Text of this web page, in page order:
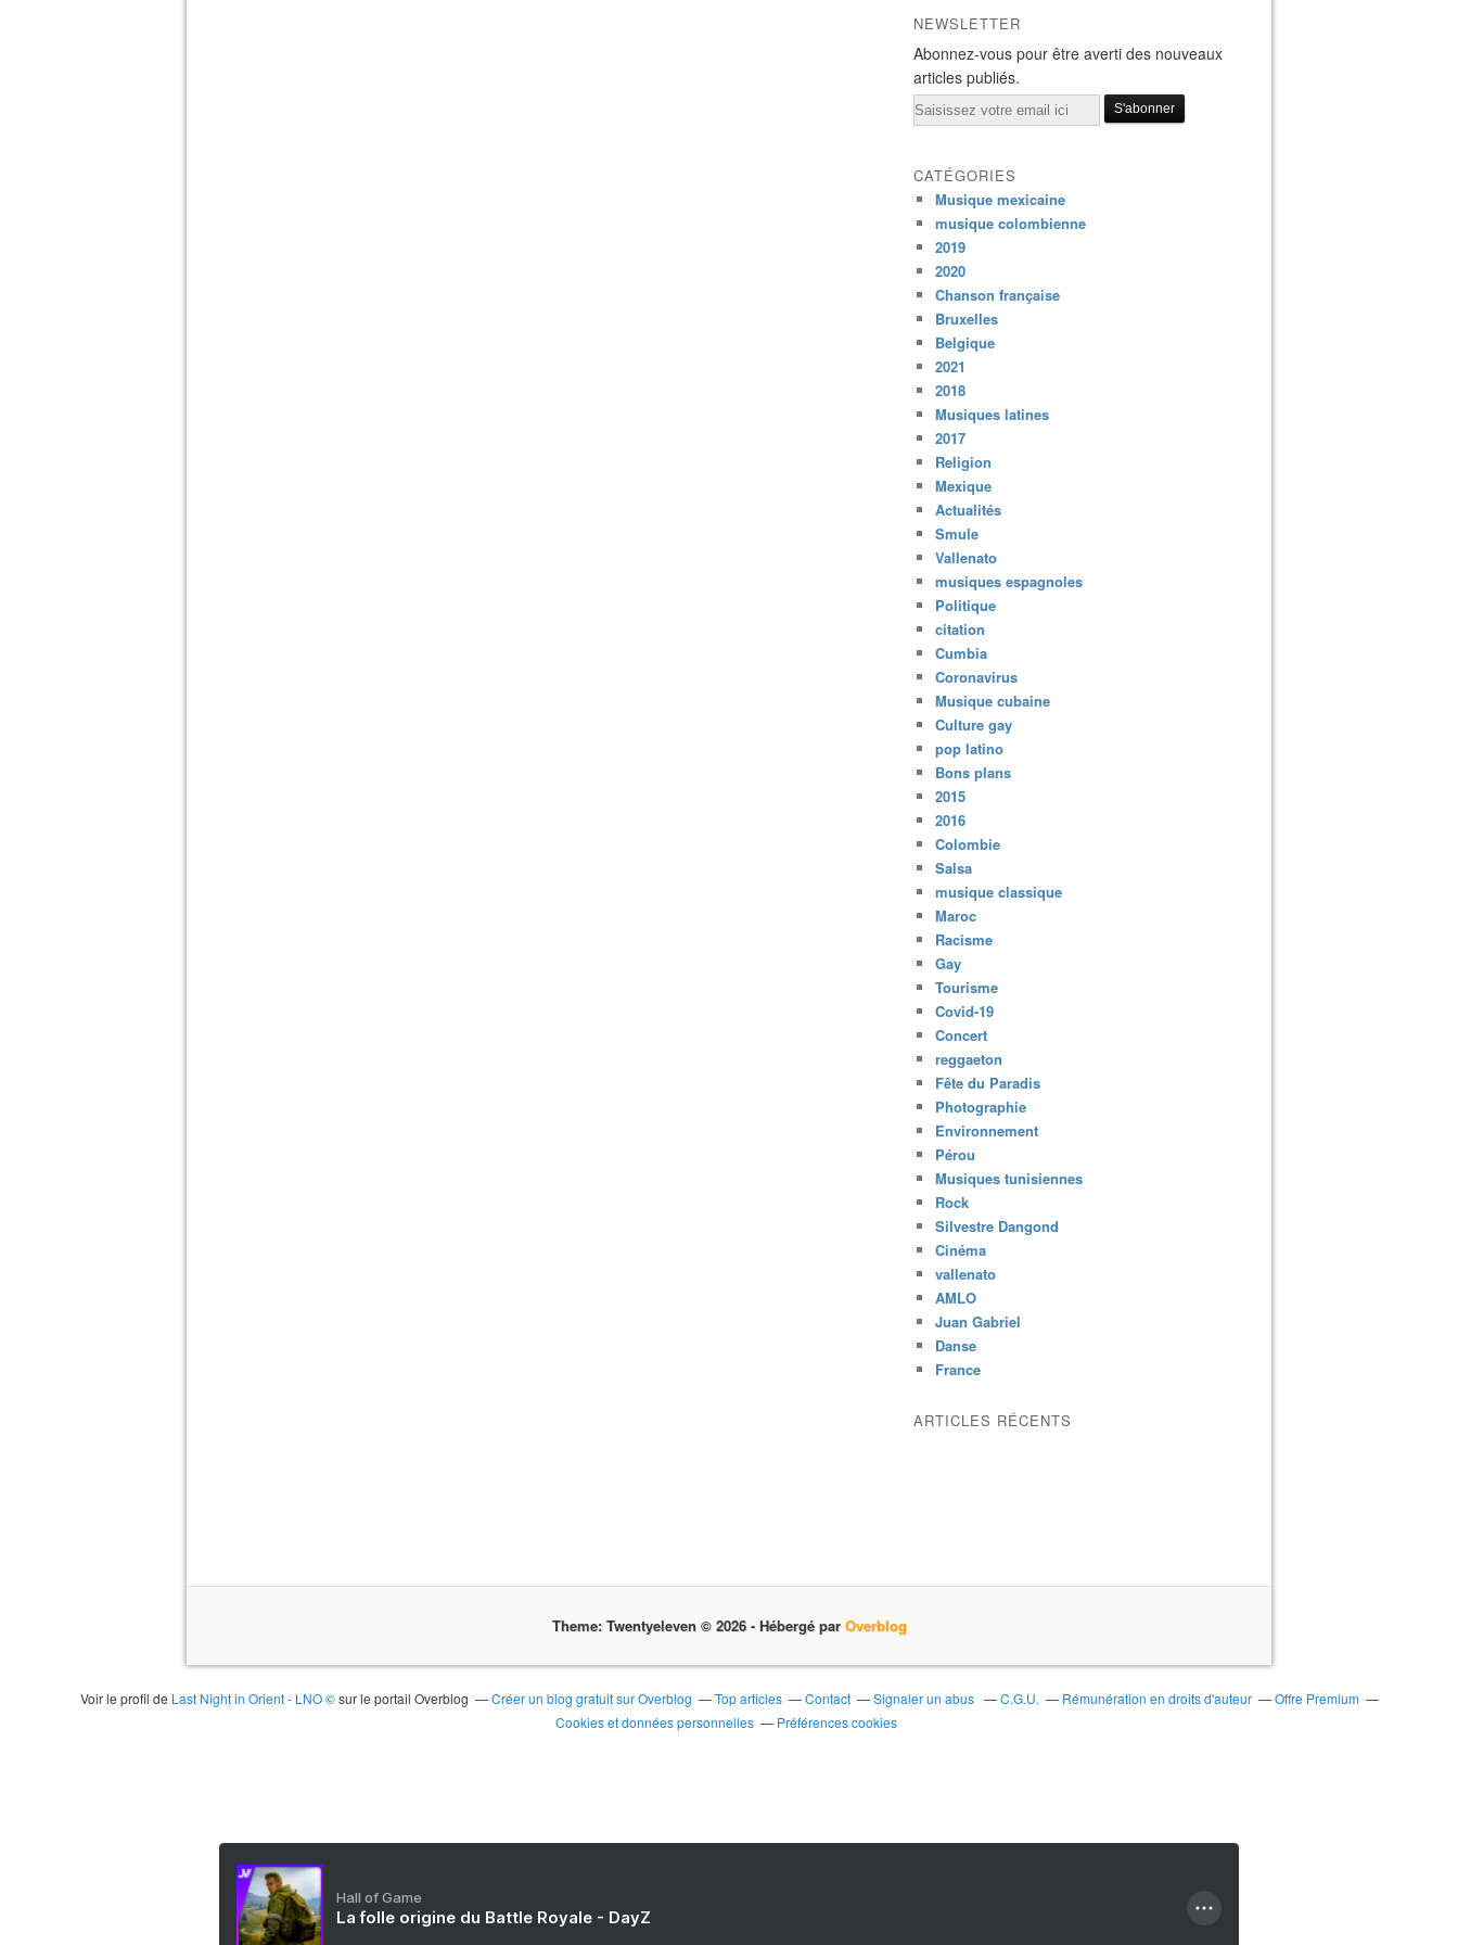
NEWSLETTER
Abonnez-vous pour être averti des nouveaux
articles publiés.
Email
CATÉGORIES
Musique mexicaine
musique colombienne
2019
2020
Chanson française
Bruxelles
Belgique
2021
2018
Musiques latines
2017
Religion
Mexique
Actualités
Smule
Vallenato
musiques espagnoles
Politique
citation
Cumbia
Coronavirus
Musique cubaine
Culture gay
pop latino
Bons plans
2015
2016
Colombie
Salsa
musique classique
Maroc
Racisme
Gay
Tourisme
Covid-19
Concert
reggaeton
Fête du Paradis
Photographie
Environnement
Pérou
Musiques tunisiennes
Rock
Silvestre Dangond
Cinéma
vallenato
AMLO
Juan Gabriel
Danse
France
ARTICLES RÉCENTS
Theme: Twentyeleven © 2026 - Hébergé par Overblog
Voir le profil de Last Night in Orient - LNO ©sur le portail Overblog Créer un blog gratuit sur Overblog Top articles Contact Signaler un abus C.G.U. Rémunération en droits d'auteur
Offre Premium
Cookies et données personnelles
Préférences cookies
Hall of Game
La folle origine du Battle Royale - DayZ